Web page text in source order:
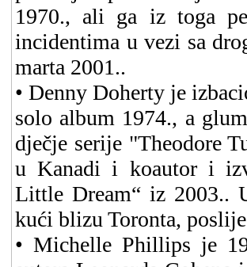
1970., ali ga iz toga
incidentima u vezi sa
marta 2001..
• Denny Doherty je
solo album 1974., a
dječje serije "Theodore
u Kanadi i koautor i
Little Dream“ iz 2003..
kući blizu Toronta,
• Michelle Phillips je